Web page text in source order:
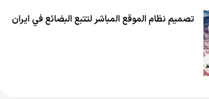
تصميم نظام الموقع المباشر لتتبع البضائع في ايران